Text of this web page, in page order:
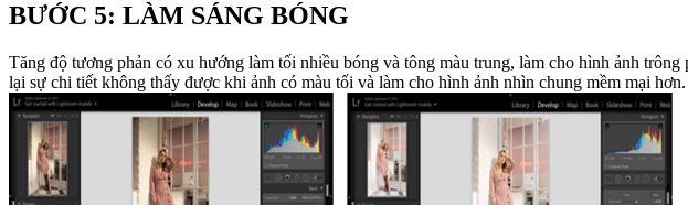
BƯỚC 5: LÀM SÁNG BÓNG
Tăng độ tương phản có xu hướng làm tối nhiều bóng và tông màu trung, làm cho hình ảnh